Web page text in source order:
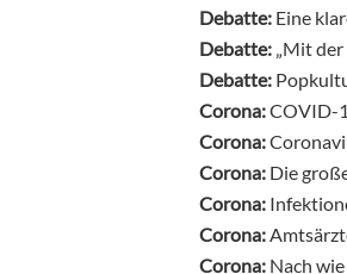
Debatte: Eine
Debatte: „Mit
Debatte:
Corona:COVID-
Corona:
Corona: Die
Corona:
Corona:
Corona: Nach